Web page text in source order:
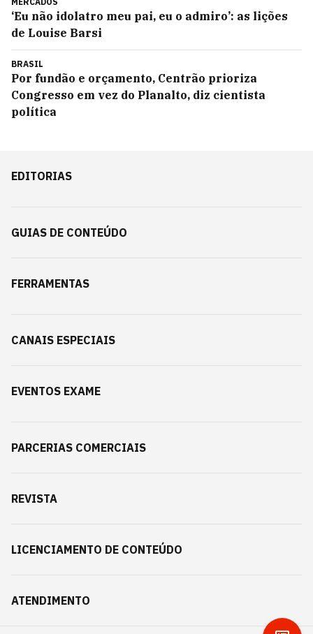
‘Eu não idolatro meu pai, eu o admiro’: as lições
de Louise Barsi
BRASIL
Por fundão e orçamento, Centrão prioriza
Congresso em vez do Planalto, diz cientista
política
EDITORIAS
GUIAS DE CONTEÚDO
FERRAMENTAS
CANAIS ESPECIAIS
EVENTOS EXAME
PARCERIAS COMERCIAIS
REVISTA
LICENCIAMENTO DE CONTEÚDO
ATENDIMENTO